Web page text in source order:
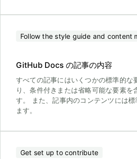
Follow the style guide and content
GitHub Docs の記事の内容
すべての記事にはいくつかの標準的な
り、条件付きまたは省略可能な要素を
す。 また、記事内のコンテンツには
ます。
Get set up to contribute